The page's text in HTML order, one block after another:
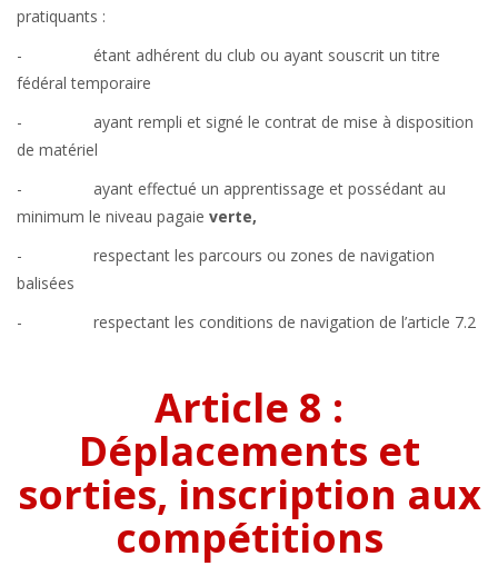
pratiquants :
- étant adhérent du club ou ayant souscrit un titre
fédéral temporaire
- ayant rempli et signé le contrat de mise à disposition
de matériel
- ayant effectué un apprentissage et possédant au
minimum le niveau pagaie verte,
- respectant les parcours ou zones de navigation
balisées
- respectant les conditions de navigation de l’article 7.2
Article 8 :
Déplacements et
sorties, inscription aux
compétitions